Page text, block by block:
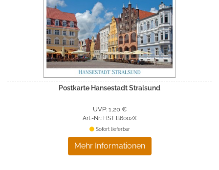
Postkarte Hansestadt Stralsund
UVP: 1,20 €
Art.-Nr.: HST B6002X
Mehr Informationen
Sofort lieferbar